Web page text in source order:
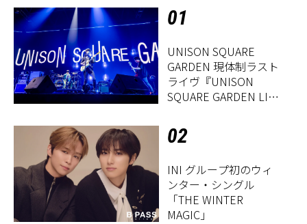
01
UNISON SQUARE
GARDEN 現体制ラスト
ライヴ『UNISON
SQUARE GARDEN LIVE
Period」』レポート
02
INI グループ初のウィ
ンター・シングル
「THE WINTER
MAGIC」